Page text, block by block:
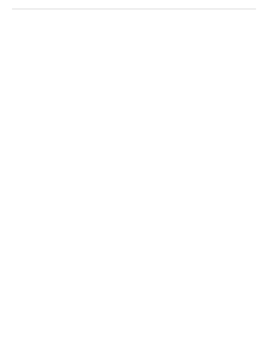
Insurance